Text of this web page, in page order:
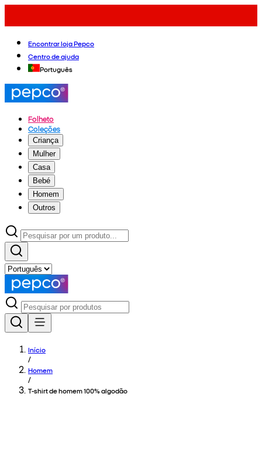
Encontrar loja Pepco
Centro de ajuda
Português
Folheto
Coleções
Criança
Mulher
Casa
Bebé
Homem
Outros
Início
/
Homem
/
T-shirt de homem 100% algodão